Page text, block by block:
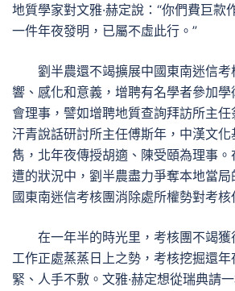
地質學家對文雅·赫定說：“你們費巨款
一件年夜發明，已屬不虛此行。”
劉半農還不竭擴展中國東南迷信
響、感化和意義，增聘有名學者參加
會理事，譬如增聘地質查詢拜訪所主
汗青說話研討所主任傅斯年，中漢文
雋，北年夜傳授胡適、陳受頤為理事。
遭的狀況中，劉半農盡力爭奪本地當
國東南迷信考核團消除處所權勢對考核
在一年半的時光里，考核團不竭獲
工作正處蒸蒸日上之勢，考核挖掘還
緊、人手不敷。文雅·赫定想從瑞典請